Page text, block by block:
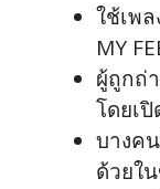
ใช้เพล
MY
ผู้ถูกถ่
โดยเ
บางค
ด้วยใ